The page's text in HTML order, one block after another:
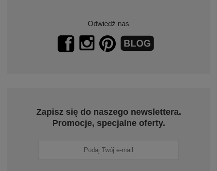
Odwiedź nas
Zapisz się do naszego newslettera.
Promocje, specjalne oferty.